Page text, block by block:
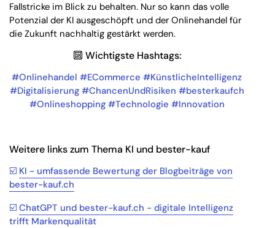
Fallstricke im Blick zu behalten. Nur so kann das volle
Potenzial der KI ausgeschöpft und der Onlinehandel für
die Zukunft nachhaltig gestärkt werden.
🔟 Wichtigste Hashtags:
#Onlinehandel #ECommerce #KünstlicheIntelligenz
#Digitalisierung #ChancenUndRisiken #besterkaufch
#Onlineshopping #Technologie #Innovation
Weitere links zum Thema KI und bester-kauf
☑️ KI - umfassende Bewertung der Blogbeiträge von
bester-kauf.ch
☑️ ChatGPT und bester-kauf.ch - digitale Intelligenz
trifft Markenqualität